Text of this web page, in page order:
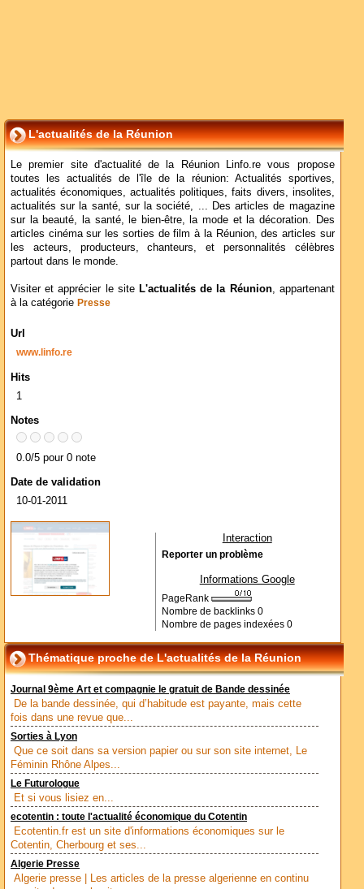
L'actualités de la Réunion
Le premier site d'actualité de la Réunion Linfo.re vous propose
toutes les actualités de l'île de la réunion: Actualités sportives,
actualités économiques, actualités politiques, faits divers, insolites,
actualités sur la santé, sur la société, ... Des articles de magazine
sur la beauté, la santé, le bien-être, la mode et la décoration. Des
articles cinéma sur les sorties de film à la Réunion, des articles sur
les acteurs, producteurs, chanteurs, et personnalités célèbres
partout dans le monde.
Visiter et apprécier le site L'actualités de la Réunion, appartenant
à la catégorie Presse
Url
www.linfo.re
Hits
1
Notes
0.0/5 pour 0 note
Date de validation
10-01-2011
Interaction
Reporter un problème
Informations Google
PageRank
Nombre de backlinks 0
Nombre de pages indexées 0
Thématique proche de L'actualités de la Réunion
Journal 9ème Art et compagnie le gratuit de Bande dessinée
De la bande dessinée, qui d’habitude est payante, mais cette
fois dans une revue que...
Sorties à Lyon
Que ce soit dans sa version papier ou sur son site internet, Le
Féminin Rhône Alpes...
Le Futurologue
Et si vous lisiez en...
ecotentin : toute l'actualité économique du Cotentin
Ecotentin.fr est un site d'informations économiques sur le
Cotentin, Cherbourg et ses...
Algerie Presse
Algerie presse | Les articles de la presse algerienne en continu